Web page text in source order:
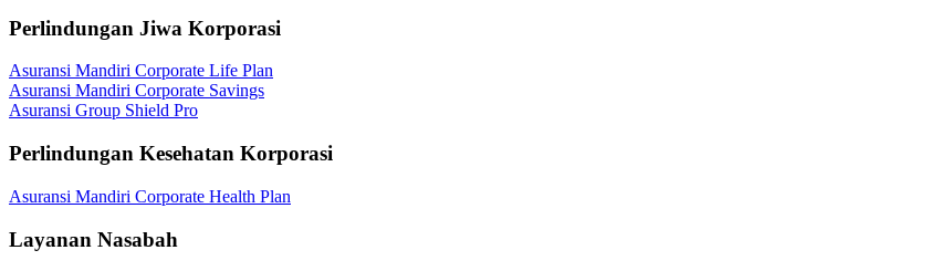
Perlindungan Jiwa Korporasi
Asuransi Mandiri Corporate Life Plan
Asuransi Mandiri Corporate Savings
Asuransi Group Shield Pro
Perlindungan Kesehatan Korporasi
Asuransi Mandiri Corporate Health Plan
Layanan Nasabah